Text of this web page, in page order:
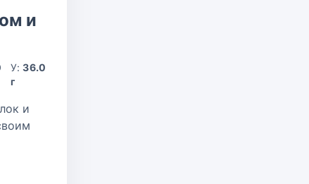
и
У:36.0
г
и